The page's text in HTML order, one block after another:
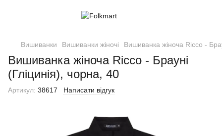
Вишиванки Вишиванки жіночі Вишиванка жіноча Ricco -
Вишиванка жіноча Ricco - Брауні
(Гліцинія), чорна, 40
Артикул: 38617 Написати відгук